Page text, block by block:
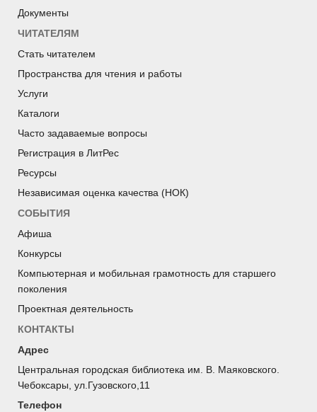
Документы
ЧИТАТЕЛЯМ
Стать читателем
Пространства для чтения и работы
Услуги
Каталоги
Часто задаваемые вопросы
Регистрация в ЛитРес
Ресурсы
Независимая оценка качества (НОК)
СОБЫТИЯ
Афиша
Конкурсы
Компьютерная и мобильная грамотность для старшего
поколения
Проектная деятельность
КОНТАКТЫ
Адрес
Центральная городская библиотека им. В. Маяковского.
Чебоксары, ул.Гузовского,11
Телефон